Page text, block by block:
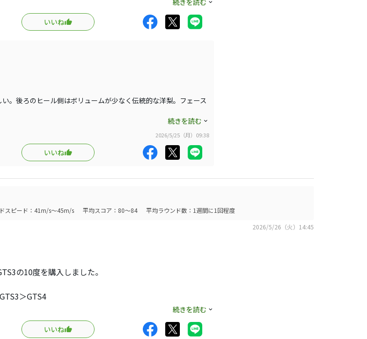
すいけど、飛距離自体は変化無し。ボールスピードは出るけ
14～15°と低目なのでキャリーがイマイチ。GT2はスピン多
が弾道計測結果。
の弾道を確認。計測データ以上に特徴がはっきりと出た。あ
レンジボールだから余計に差が出るのかも。とりあえずこの
ル）で確認。やはり低い。キャリーがいつもより手前に見え
普段は柵に直撃もしくは数ヤード手前に落ちるが、GTS3
様子。フック強めだとドロップ。良い感じのドローでもフ
フト+0.75°）にした。良い感じになった。それでもGT2ほ
でラウンドへ。結果はいつもより飛んでいました。今まで
づらい操作性の高さがマッチする。
ドした結果は良かったので、長く使える可能性を感じまし
えたためか、ポコッとした感触。硬い柔らかいという表現
もまた違うフィーリング。
いいね
。後ろのヒール側はボリュームが少なく伝統的な洋梨。フェース
は前作GTより約1ｇ重かったが誤差範囲。問題は全長45.5インチの
ード。アスリート需要に振ってますね。軽快に振りたい人はシャフ
を上回っています。
Ｓ3のほうが安定していました。
し、2200～2600rpmに。
続きを読む
2026/5/25（月）09:38
いいね
スピード：41m/s～45m/s 平均スコア：80～84
平均ラウンド数：1週間に1回程度
2026/5/26（火）14:45
の10度を購入しました。
＞GTS4
＞GTS4
＞GTS2
続きを読む
いいね